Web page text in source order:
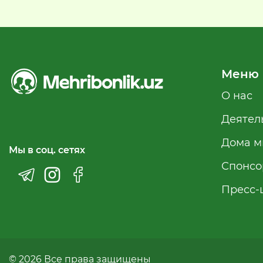
Мы в соц. сетях
Меню
О нас
Дома
Пресс-
© 2026 Все права защищены